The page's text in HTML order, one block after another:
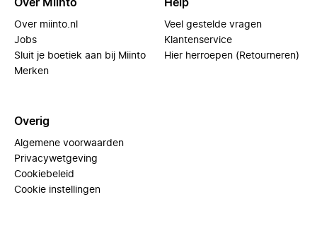
Over Miinto
Over miinto.nl
Jobs
Sluit je boetiek aan bij Miinto
Merken
Help
Veel gestelde vragen
Klantenservice
Hier herroepen (Retourneren)
Overig
Algemene voorwaarden
Privacywetgeving
Cookiebeleid
Cookie instellingen